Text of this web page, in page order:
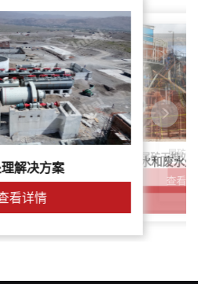
解决方案
看详情
鑫海尾矿处理系统：尾矿水和废水
解决方案
针对稀土尾矿干堆处
查看
尾矿干